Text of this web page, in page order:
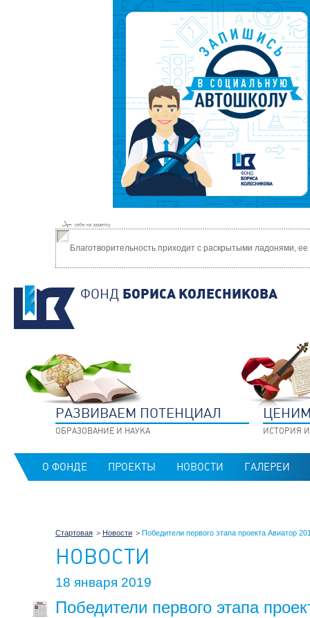
Благотворительность приходит с раскрытыми ладонями,
ФОНД БОРИСА КОЛЕСНИКОВА
РАЗВИВАЕМ ПОТЕНЦИАЛ
ОБРАЗОВАНИЕ И НАУКА ИСТОРИЯ
О ФОНДЕ ПРОЕКТЫ НОВОСТИ ГАЛЕРЕИ
Стартовая Новости Победители первого этапа проекта Авиатор
НОВОСТИ
18 января 2019
Победители первого этапа